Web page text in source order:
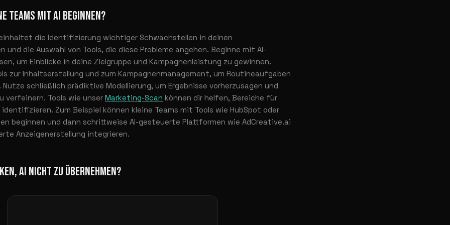
TEAMS MIT AI BEGINNEN?
die Identifizierung wichtiger Schwachstellen in deinen
und die Auswahl von Tools, die diese Probleme angehen. Beginne mit AI-
um Einblicke in deine Zielgruppe und Kampagnenleistung zu gewinnen.
zur Inhaltserstellung und zum Kampagnenmanagement, um Routineaufgaben
schließlich prädiktive Modellierung, um Ergebnisse vorherzusagen und
verfeinern. Tools wie unser Marketing-Scan können dir helfen, Bereiche für
identifizieren. Zum Beispiel können kleine Teams mit Tools wie HubSpot oder
beginnen und dann schrittweise AI-gesteuerte Plattformen wie AdCreative.ai
Anzeigenerstellung integrieren.
AI NICHT ZU ÜBERNEHMEN?